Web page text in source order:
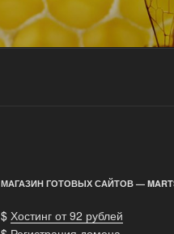
МАГАЗИН ГОТОВЫХ САЙТОВ —
$ Хостинг от 92 рублей